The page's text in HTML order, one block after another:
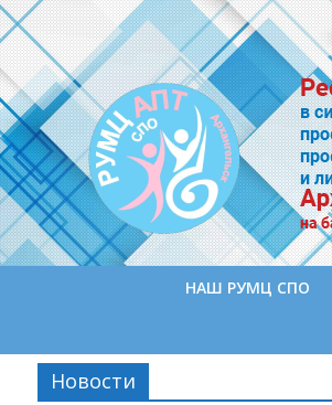
НАШ РУМЦ СПО
Новости